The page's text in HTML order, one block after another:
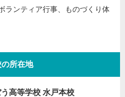
ランティア行事、ものづくり体
所在地
高等学校 水戸本校